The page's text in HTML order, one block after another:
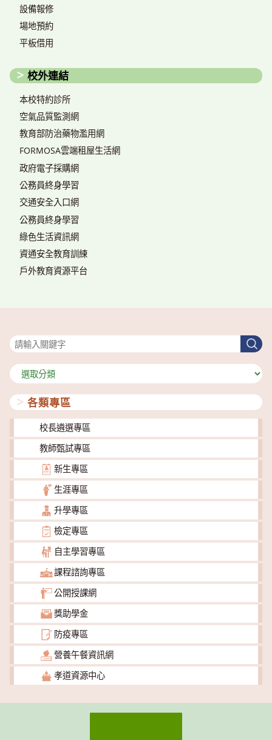
設備報修
場地預約
平板借用
校外連結
本校特約診所
空氣品質監測網
教育部防治藥物濫用網
FORMOSA雲端租屋生活網
政府電子採購網
公務員終身學習
交通安全入口網
公務員終身學習
綠色生活資訊網
資通安全教育訓練
戶外教育資源平台
搜
尋
分
類
各類專區
校長遴選專區
教師甄試專區
新生專區
生涯專區
升學專區
檢定專區
自主學習專區
課程諮詢專區
公開授課網
獎助學金
防疫專區
營養午餐資訊網
孝道資源中心